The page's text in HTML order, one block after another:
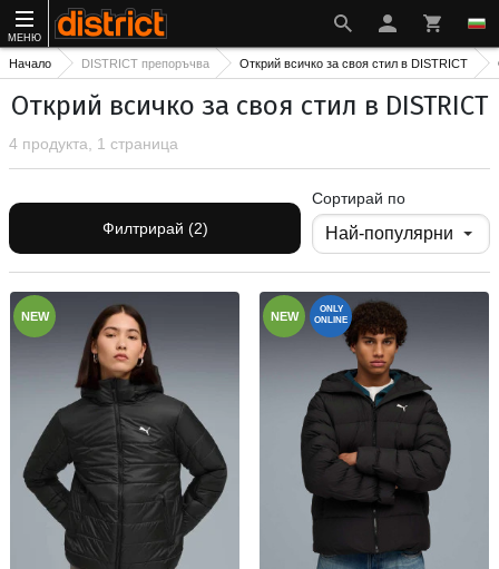
МЕНЮ
Начало DISTRICT препоръчва Открий всичко за своя стил в DISTRICT
Открий всичко за своя стил в DISTRICT
4 продукта, 1 страница
Филтрирай (2)
Сортирай по
NEW NEW
ONLY
ONLINE